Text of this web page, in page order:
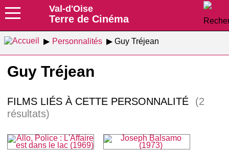
Val-d'Oise
Terre de Cinéma
Personnalités Guy Tréjean
Guy Tréjean
FILMS LIÉS À CETTE PERSONNALITÉ
(2
résultats)